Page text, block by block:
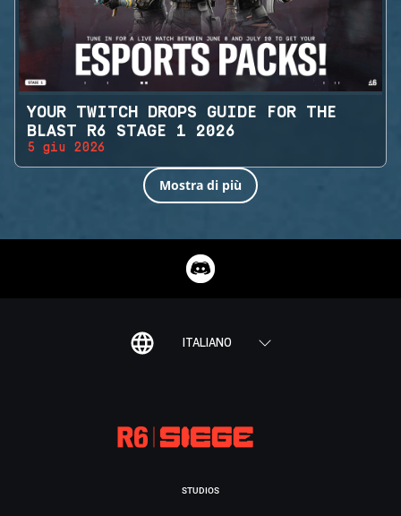
YOUR TWITCH DROPS GUIDE FOR THE
BLAST R6 STAGE 1 2026
5 giu 2026
Mostra di più
ITALIANO
STUDIOS